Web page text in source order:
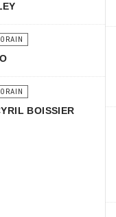
BOISSIER